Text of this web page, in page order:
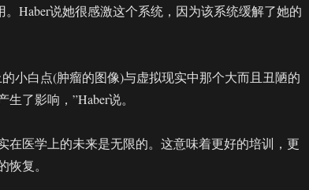
。Haber说她很感激这个系统，因为该系统缓解了她的
小白点(肿瘤的图像)与虚拟现实中那个大而且丑陋的
了影响，”Haber说。
在医学上的未来是无限的。这意味着更好的培训，更
复。